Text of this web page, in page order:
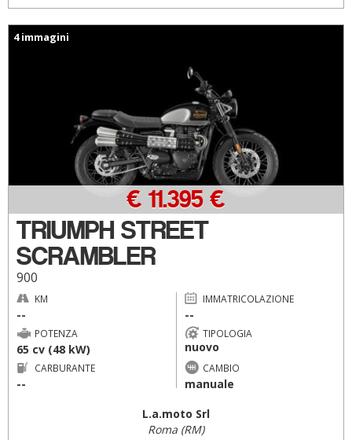
4 immagini
TRIUMPH STREET
SCRAMBLER
900
€ 11.395 €
KM
--
IMMATRICOLAZIONE
--
POTENZA
65 cv (48 kW)
TIPOLOGIA
nuovo
CARBURANTE
--
CAMBIO
manuale
L.a.moto Srl
Roma (RM)